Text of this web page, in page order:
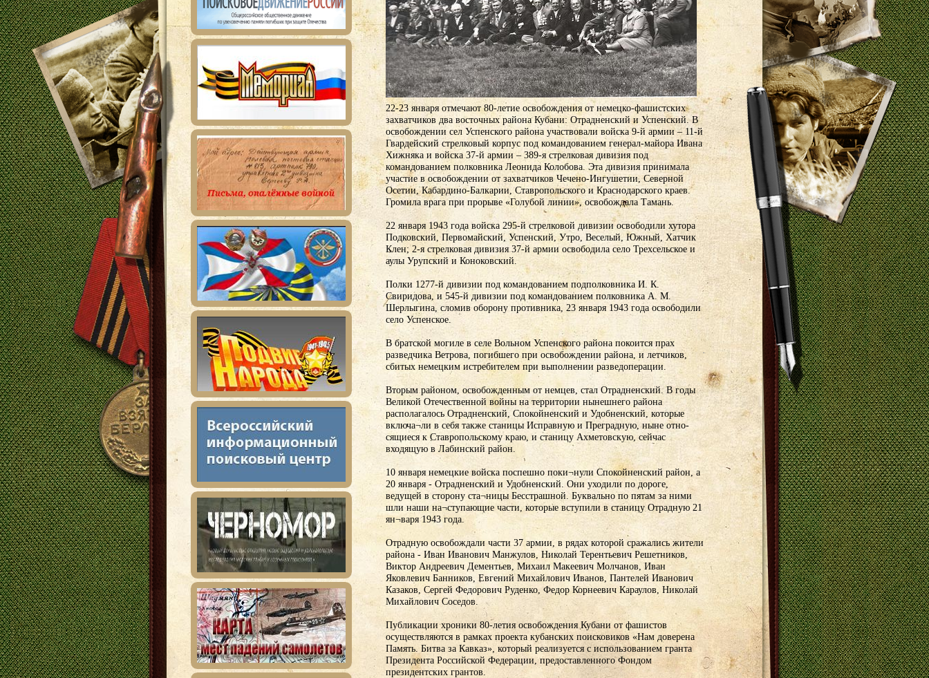
22-23 января отмечают 80-летие освобождения от немецко-фашистских
захватчиков два восточных района Кубани: Отрадненский и Успенский. В
освобождении сел Успенского района участвовали войска 9-й армии – 11-й
Гвардейский стрелковый корпус под командованием генерал-майора Ивана
Хижняка и войска 37-й армии – 389-я стрелковая дивизия под
командованием полковника Леонида Колобова. Эта дивизия принимала
участие в освобождении от захватчиков Чечено-Ингушетии, Северной
Осетии, Кабардино-Балкарии, Ставропольского и Краснодарского краев.
Громила врага при прорыве «Голубой линии», освобождала Тамань.
22 января 1943 года войска 295-й стрелковой дивизии освободили хутора
Подковский, Первомайский, Успенский, Утро, Веселый, Южный, Хатчик
Клен; 2-я стрелковая дивизия 37-й армии освободила село Трехсельское и
аулы Урупский и Коноковский.
Полки 1277-й дивизии под командованием подполковника И. К.
Свиридова, и 545-й дивизии под командованием полковника А. М.
Шерлыгина, сломив оборону противника, 23 января 1943 года освободили
село Успенское.
В братской могиле в селе Вольном Успенского района покоится прах
разведчика Ветрова, погибшего при освобождении района, и летчиков,
сбитых немецким истребителем при выполнении разведоперации.
Вторым районом, освобожденным от немцев, стал Отрадненский. В годы
Великой Отечественной войны на территории нынешнего района
располагалось Отрадненский, Спокойненский и Удобненский, которые
включа¬ли в себя также станицы Исправную и Преградную, ныне отно-
сящиеся к Ставропольскому краю, и станицу Ахметовскую, сейчас
входящую в Лабинский район.
10 января немецкие войска поспешно поки¬нули Спокойненский район, а
20 января - Отрадненский и Удобненский. Они уходили по дороге,
ведущей в сторону ста¬ницы Бесстрашной. Буквально по пятам за ними
шли наши на¬ступающие части, которые вступили в станицу Отрадную 21
ян¬варя 1943 года.
Отрадную освобождали части 37 армии, в рядах которой сражались жители
района - Иван Иванович Манжулов, Николай Терентьевич Решетников,
Виктор Андреевич Дементьев, Михаил Макеевич Молчанов, Иван
Яковлевич Банников, Евгений Михайлович Иванов, Пантелей Иванович
Казаков, Сергей Федорович Руденко, Федор Корнеевич Караулов, Николай
Михайлович Соседов.
Публикации хроники 80-летия освобождения Кубани от фашистов
осуществляются в рамках проекта кубанских поисковиков «Нам доверена
Память. Битва за Кавказ», который реализуется с использованием гранта
Президента Российской Федерации, предоставленного Фондом
президентских грантов.